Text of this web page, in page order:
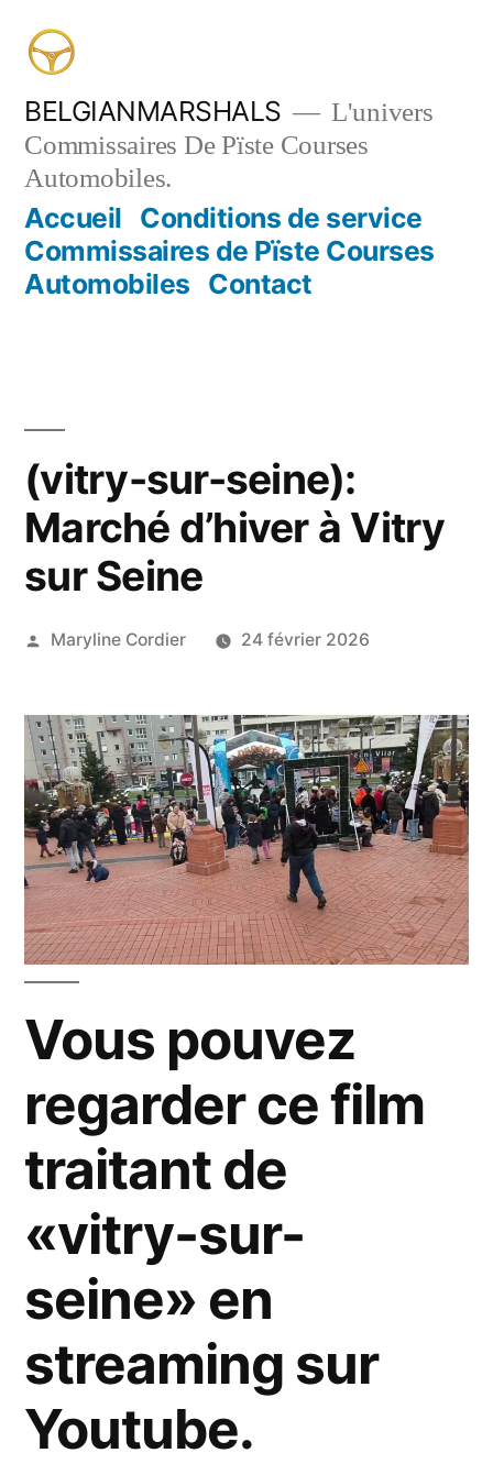
contenu
BELGIANMARSHALS
L'univers
Commissaires De Pïste Courses
Automobiles.
Accueil Conditions de service
Commissaires de Pïste Courses
Automobiles Contact
(vitry-sur-seine):
Marché d’hiver à Vitry
sur Seine
Publié
Maryline Cordier 24 février 2026
Vous pouvez
regarder ce film
traitant de
«vitry-sur-
seine» en
streaming sur
Youtube.